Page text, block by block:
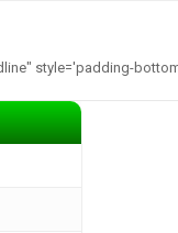
style='padding-